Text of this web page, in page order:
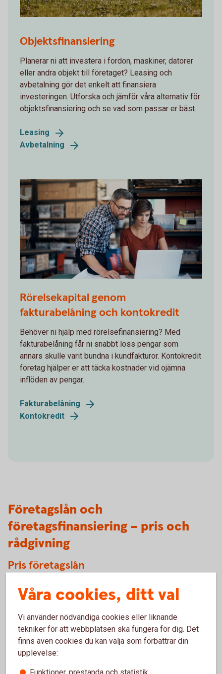
Objektsfinansiering
Planerar ni att investera i fordon, maskiner, datorer
eller andra objekt till företaget? Leasing och
avbetalning gör det enkelt att finansiera
investeringen. Utforska och jämför våra alternativ för
objektsfinansiering och se vad som passar er bäst.
Leasing
Avbetalning
Rörelsekapital genom
fakturabelåning och kontokredit
Behöver ni hjälp med rörelsefinansiering? Med
fakturabelåning får ni snabbt loss pengar som
annars skulle varit bundna i kundfakturor. Kontokredit
företag hjälper er att täcka kostnader vid ojämna
inflöden av pengar.
Fakturabelåning
Kontokredit
Företagslån och
företagsfinansiering – pris och
rådgivning
Pris företagslån
All prissättning, inklusive ränta, för företagslån och annan
finansiering är individuell. Kontakta oss för offert.
Frågor om pris? Kontaktaoss
Våra cookies, ditt val
Vi använder nödvändiga cookies eller liknande
tekniker för att webbplatsen ska fungera för dig. Det
finns även cookies du kan välja som förbättrar din
upplevelse:
Funktioner, prestanda och statistik